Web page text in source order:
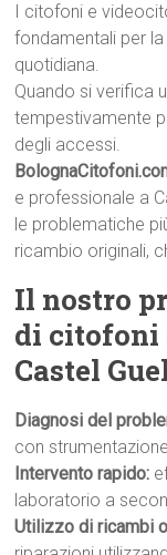
I citofoni e
fondamentali per
quotidiana.
Quando si verifica
tempestivamente
degli accessi.
e professionale a
le problematiche
ricambio originali,
Il nostro
di citofoni
Castel
Diagnosi del
con
Intervento rapido:
laboratorio a
Utilizzo di ricambi